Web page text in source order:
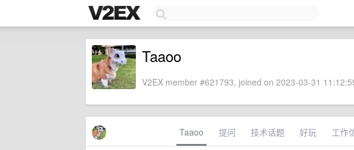
Taaoo
V2EX member #621793, joined on 2023-03-31
Taaoo 提问 技术话题 好玩 工作